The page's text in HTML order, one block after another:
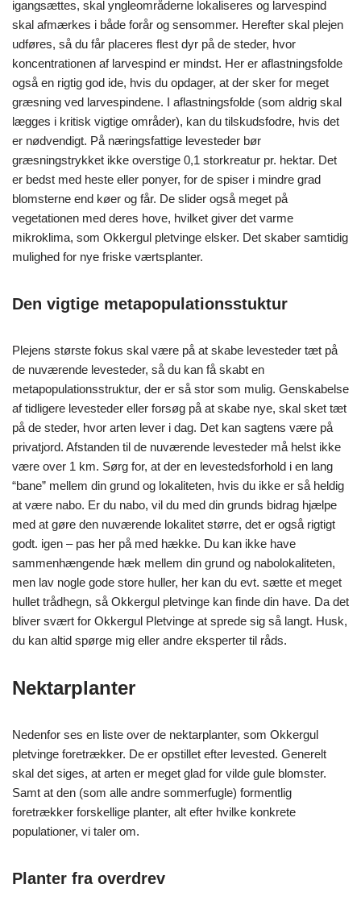
igangsættes, skal yngleområderne lokaliseres og larvespind
skal afmærkes i både forår og sensommer. Herefter skal plejen
udføres, så du får placeres flest dyr på de steder, hvor
koncentrationen af larvespind er mindst. Her er aflastningsfolde
også en rigtig god ide, hvis du opdager, at der sker for meget
græsning ved larvespindene. I aflastningsfolde (som aldrig skal
lægges i kritisk vigtige områder), kan du tilskudsfodre, hvis det
er nødvendigt. På næringsfattige levesteder bør
græsningstrykket ikke overstige 0,1 storkreatur pr. hektar. Det
er bedst med heste eller ponyer, for de spiser i mindre grad
blomsterne end køer og får. De slider også meget på
vegetationen med deres hove, hvilket giver det varme
mikroklima, som Okkergul pletvinge elsker. Det skaber samtidig
mulighed for nye friske værtsplanter.
Den vigtige metapopulationsstuktur
Plejens største fokus skal være på at skabe levesteder tæt på
de nuværende levesteder, så du kan få skabt en
metapopulationsstruktur, der er så stor som mulig. Genskabelse
af tidligere levesteder eller forsøg på at skabe nye, skal sket tæt
på de steder, hvor arten lever i dag. Det kan sagtens være på
privatjord. Afstanden til de nuværende levesteder må helst ikke
være over 1 km. Sørg for, at der en levestedsforhold i en lang
“bane” mellem din grund og lokaliteten, hvis du ikke er så heldig
at være nabo. Er du nabo, vil du med din grunds bidrag hjælpe
med at gøre den nuværende lokalitet større, det er også rigtigt
godt. igen – pas her på med hække. Du kan ikke have
sammenhængende hæk mellem din grund og nabolokaliteten,
men lav nogle gode store huller, her kan du evt. sætte et meget
hullet trådhegn, så Okkergul pletvinge kan finde din have. Da det
bliver svært for Okkergul Pletvinge at sprede sig så langt. Husk,
du kan altid spørge mig eller andre eksperter til råds.
Nektarplanter
Nedenfor ses en liste over de nektarplanter, som Okkergul
pletvinge foretrækker. De er opstillet efter levested. Generelt
skal det siges, at arten er meget glad for vilde gule blomster.
Samt at den (som alle andre sommerfugle) formentlig
foretrækker forskellige planter, alt efter hvilke konkrete
populationer, vi taler om.
Planter fra overdrev